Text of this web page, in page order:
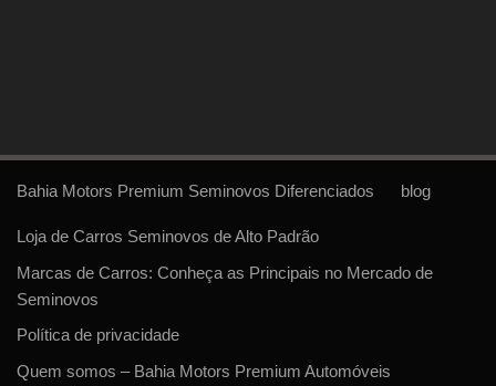
Bahia Motors Premium Seminovos Diferenciados blog
Loja de Carros Seminovos de Alto Padrão
Marcas de Carros: Conheça as Principais no Mercado de
Seminovos
Política de privacidade
Quem somos – Bahia Motors Premium Automóveis